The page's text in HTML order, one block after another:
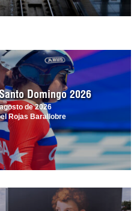
Domingo 2026
de 2026
Rojas Barallobre